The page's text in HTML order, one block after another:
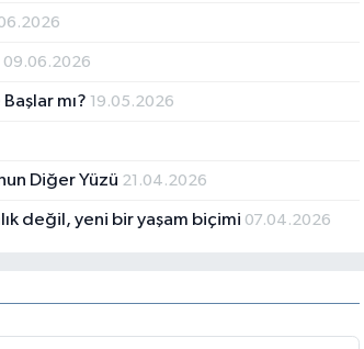
09.06.2026
mı? 19.05.2026
Diğer Yüzü 21.04.2026
değil, yeni bir yaşam biçimi 07.04.2026